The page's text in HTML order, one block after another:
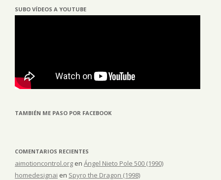
SUBO VÍDEOS A YOUTUBE
TAMBIÉN ME PASO POR FACEBOOK
COMENTARIOS RECIENTES
aimotioncontrol.org en Ángel Nieto Pole 500 (1990)
homedesignai en Spyro the Dragon (1998)